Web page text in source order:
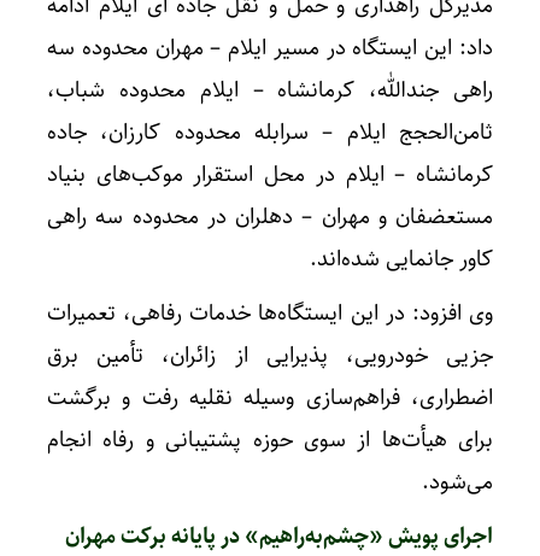
داد: این ایستگاه‌ در مسیر ایلام – مهران محدوده سه
راهی جندالله، کرمانشاه – ایلام محدوده شباب،
ثامن‌الحجج ایلام – سرابله محدوده کارزان، جاده
کرمانشاه – ایلام در محل استقرار موکب‌های بنیاد
مستعضفان و مهران – دهلران در محدوده سه راهی
کاور جانمایی شده‌اند.
وی افزود: در این ایستگاه‌ها خدمات رفاهی، تعمیرات
جزیی خودرویی، پذیرایی از زائران، تأمین برق
اضطراری، فراهم‌سازی وسیله نقلیه رفت و برگشت
برای هیأت‌ها از سوی حوزه پشتیبانی و رفاه انجام
می‌شود.
اجرای پویش «چشم‌به‌راهیم» در پایانه برکت مهران